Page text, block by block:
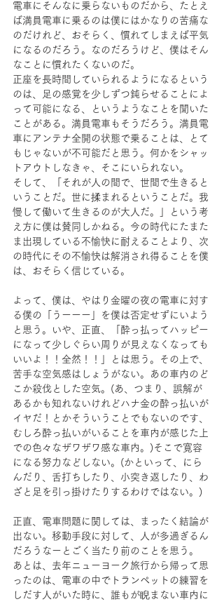
電車にそんなに乗らないものだから、たとえ
ば満員電車に乗るのは僕にはかなりの苦痛な
のだけれど、おそらく、慣れてしまえば平気
になるのだろう。なのだろうけど、僕はそん
なことに慣れたくないのだ。
正座を長時間していられるようになるという
のは、足の感覚を少しずつ鈍らせることによ
って可能になる、というようなことを聞いた
ことがある。満員電車もそうだろう。満員電
車にアンテナ全開の状態で乗ることは、とて
もじゃないが不可能だと思う。何かをシャッ
トアウトしなきゃ、そこにいられない。
そして、「それが人の間で、世間で生きると
いうことだ。世に揉まれるということだ。我
慢して働いて生きるのが大人だ。」という考
え方に僕は賛同しかねる。今の時代にたまた
ま出現している不愉快に耐えることより、次
の時代にその不愉快は解消され得ることを僕
は、おそらく信じている。
よって、僕は、やはり金曜の夜の電車に対す
る僕の「うーーー」を僕は否定せずにいよう
と思う。いや、正直、「酔っ払ってハッピー
になって少しぐらい周りが見えなくなっても
いいよ！！全然！！」とは思う。その上で、
苦手な空気感はしょうがない。あの車内のど
こか殺伐とした空気。(あ、つまり、誤解が
あるかも知れないけれどハナ金の酔っ払いが
イヤだ！とかそういうことでもないのです、
むしろ酔っ払いがいることを車内が感じた上
での色々なザワザワ感な車内。)そこで寛容
になる努力などしない。(かといって、にら
んだり、舌打ちしたり、小突き返したり、わ
ざと足を引っ掛けたりするわけではない。)
正直、電車問題に関しては、まったく結論が
出ない。移動手段に対して、人が多過ぎるん
だろうなーとごく当たり前のことを思う。
あとは、去年ニューヨーク旅行から帰って思
ったのは、電車の中でトランペットの練習を
しだす人がいた時に、誰もが睨まない車内に